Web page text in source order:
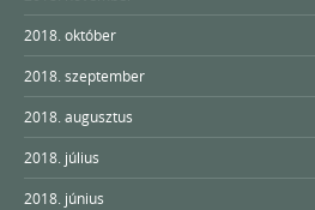
2018. október
2018. szeptember
2018. augusztus
2018. július
2018. június